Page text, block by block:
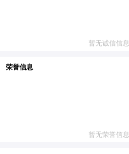
暂无诚信信息
荣誉信息
暂无荣誉信息